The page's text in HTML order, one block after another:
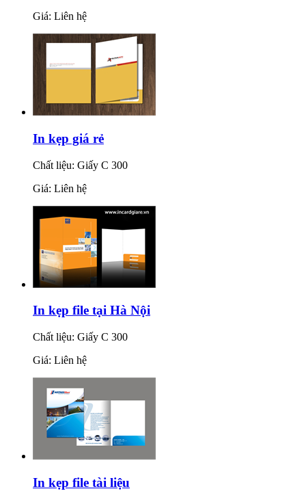
Giá: Liên hệ
In kẹp giá rẻ
Chất liệu: Giấy C 300
Giá: Liên hệ
In kẹp file tại Hà Nội
Chất liệu: Giấy C 300
Giá: Liên hệ
In kẹp file tài liệu